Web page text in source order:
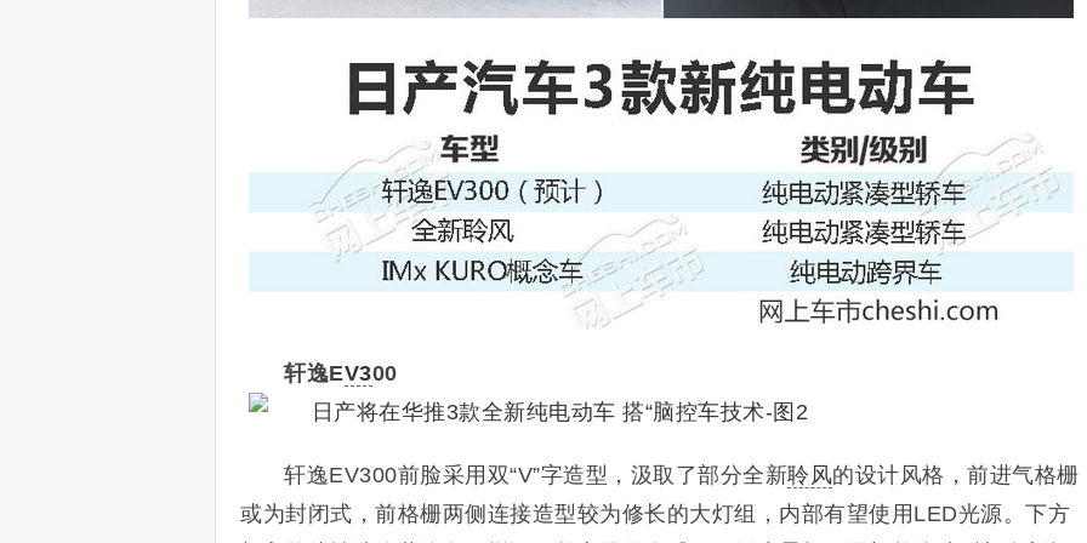
轩逸EV300
轩逸EV300前脸采用双“V”字造型，汲取了部分全新聆风的设计风格，前进气格栅
或为封闭式，前格栅两侧连接造型较为修长的大灯组，内部有望使用LED光源。下方